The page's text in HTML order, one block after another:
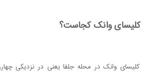
کلیسای وانک کجاست؟
کلیسای وانک در محله جلفا یعنی در نزدیکی